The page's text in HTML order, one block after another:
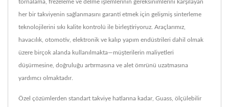
tornalama, frezeleme ve delme işlemlerinin gereksinimlerini karşılayan
her bir takviyenin sağlanmasını garanti etmek için gelişmiş sinterleme
teknolojilerini sıkı kalite kontrolü ile birleştiriyoruz. Araçlarımız,
havacılık, otomotiv, elektronik ve kalıp yapım endüstrileri dahil olmak
üzere birçok alanda kullanılmakta—müşterilerin maliyetleri
düşürmesine, doğruluğu artırmasına ve alet ömrünü uzatmasına
yardımcı olmaktadır.
Özel çözümlerden standart takviye hatlarına kadar, Guass, ölçülebilir